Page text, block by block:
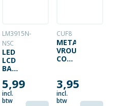
LM3915N-
NSC
LED
LCD
BAR
CONTROL
5,99
incl.
btw
CUF8
METALEN
VROUWELIJKE
CONNECTOR
3,95
incl.
btw